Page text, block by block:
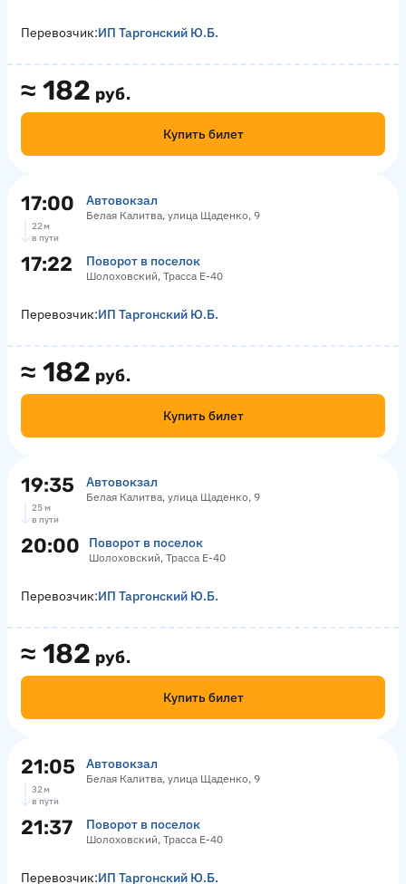
≈ 182 руб.
Купить билет
Перевозчик:ИП Таргонский Ю.Б.
17:00 Автовокзал
Белая Калитва, улица Щаденко, 9
22 м
в пути
17:22 Поворот в поселок
Шолоховский, Трасса Е-40
≈ 182 руб.
Купить билет
Перевозчик:ИП Таргонский Ю.Б.
19:35 Автовокзал
Белая Калитва, улица Щаденко, 9
25 м
в пути
20:00 Поворот в поселок
Шолоховский, Трасса Е-40
≈ 182 руб.
Купить билет
Перевозчик:ИП Таргонский Ю.Б.
21:05 Автовокзал
Белая Калитва, улица Щаденко, 9
32 м
в пути
21:37 Поворот в поселок
Шолоховский, Трасса Е-40
Перевозчик:ИП Таргонский Ю.Б.